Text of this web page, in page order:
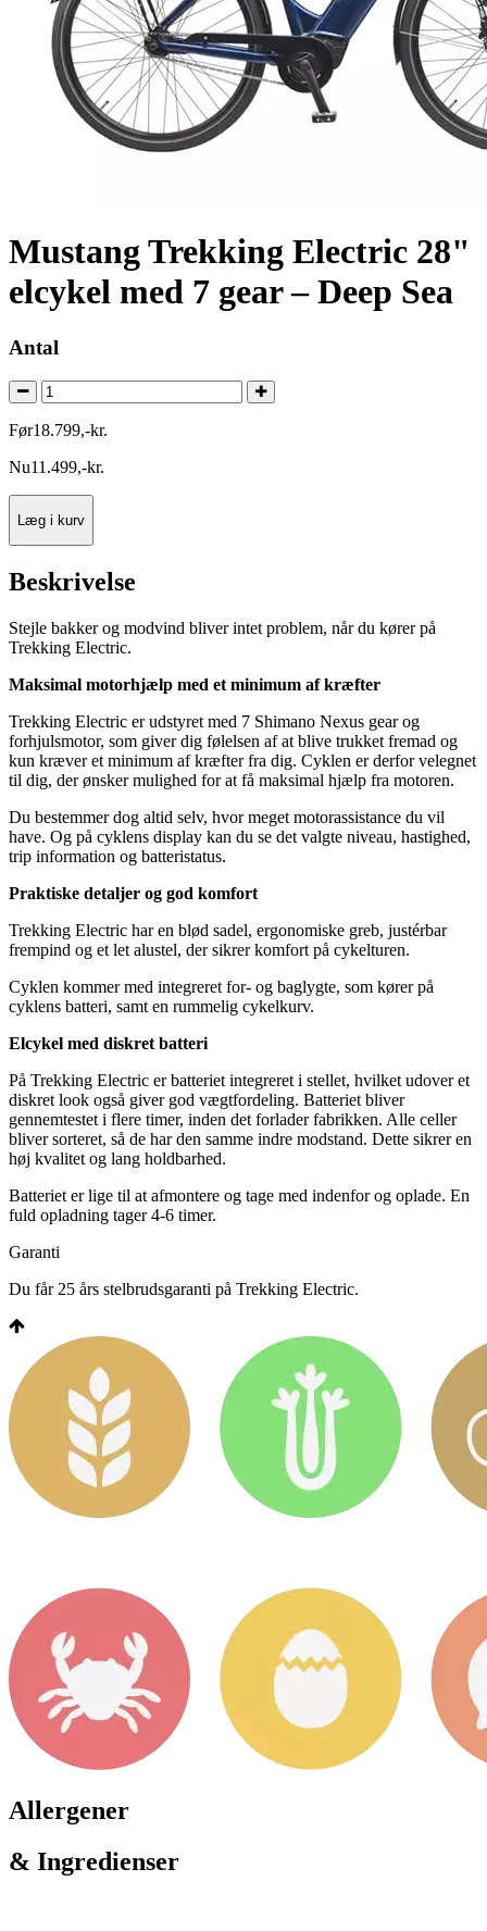
Mustang Trekking Electric 28"
elcykel med 7 gear – Deep Sea
Antal
Før18.799,-kr.
Nu11.499,-kr.
Læg i kurv
Beskrivelse
Stejle bakker og modvind bliver intet problem, når du kører på
Trekking Electric.
Maksimal motorhjælp med et minimum af kræfter
Trekking Electric er udstyret med 7 Shimano Nexus gear og
forhjulsmotor, som giver dig følelsen af at blive trukket fremad og
kun kræver et minimum af kræfter fra dig. Cyklen er derfor velegnet
til dig, der ønsker mulighed for at få maksimal hjælp fra motoren.
Du bestemmer dog altid selv, hvor meget motorassistance du vil
have. Og på cyklens display kan du se det valgte niveau, hastighed,
trip information og batteristatus.
Praktiske detaljer og god komfort
Trekking Electric har en blød sadel, ergonomiske greb, justérbar
frempind og et let alustel, der sikrer komfort på cykelturen.
Cyklen kommer med integreret for- og baglygte, som kører på
cyklens batteri, samt en rummelig cykelkurv.
Elcykel med diskret batteri
På Trekking Electric er batteriet integreret i stellet, hvilket udover et
diskret look også giver god vægtfordeling. Batteriet bliver
gennemtestet i flere timer, inden det forlader fabrikken. Alle celler
bliver sorteret, så de har den samme indre modstand. Dette sikrer en
høj kvalitet og lang holdbarhed.
Batteriet er lige til at afmontere og tage med indenfor og oplade. En
fuld opladning tager 4-6 timer.
Garanti
Du får 25 års stelbrudsgaranti på Trekking Electric.
Allergener
& Ingredienser